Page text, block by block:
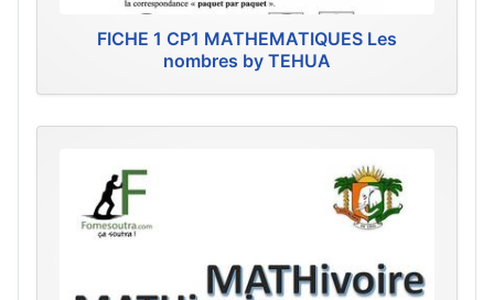
FICHE 1 CP1 MATHEMATIQUES Les
nombres by TEHUA